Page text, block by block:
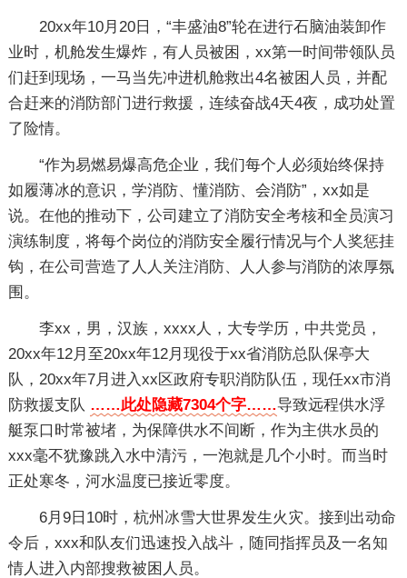
20xx年10月20日，“丰盛油8”轮在进行石脑油装卸作
业时，机舱发生爆炸，有人员被困，xx第一时间带领队员
们赶到现场，一马当先冲进机舱救出4名被困人员，并配
合赶来的消防部门进行救援，连续奋战4天4夜，成功处置
了险情。
“作为易燃易爆高危企业，我们每个人必须始终保持
如履薄冰的意识，学消防、懂消防、会消防”，xx如是
说。在他的推动下，公司建立了消防安全考核和全员演习
演练制度，将每个岗位的消防安全履行情况与个人奖惩挂
钩，在公司营造了人人关注消防、人人参与消防的浓厚氛
围。
李xx，男，汉族，xxxx人，大专学历，中共党员，
20xx年12月至20xx年12月现役于xx省消防总队保亭大
队，20xx年7月进入xx区政府专职消防队伍，现任xx市消
防救援支队 ……此处隐藏7304个字……导致远程供水浮
艇泵口时常被堵，为保障供水不间断，作为主供水员的
xxx毫不犹豫跳入水中清污，一泡就是几个小时。而当时
正处寒冬，河水温度已接近零度。
6月9日10时，杭州冰雪大世界发生火灾。接到出动命
令后，xxx和队友们迅速投入战斗，随同指挥员及一名知
情人进入内部搜救被困人员。